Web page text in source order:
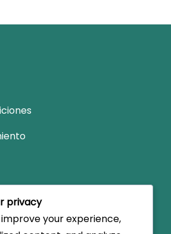
privacy
your experience,